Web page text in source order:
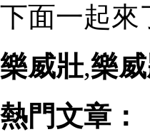
下面一起來
樂威壯,樂
熱門文章：